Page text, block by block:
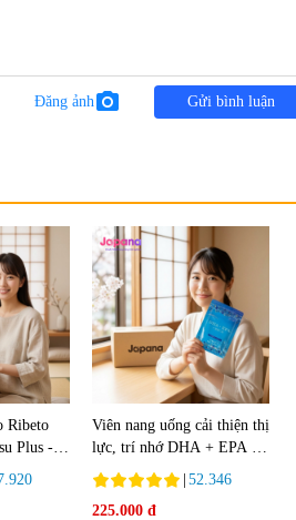
Đăng ảnh photo_camera Gửi bình luận
Ribeto
Plus -
Viên nang uống cải thiện thị
lực, trí nhớ DHA + EPA +
Flaxseed Oil 30 viên/gói -
Date 02/2027
52.346
225.000 đ